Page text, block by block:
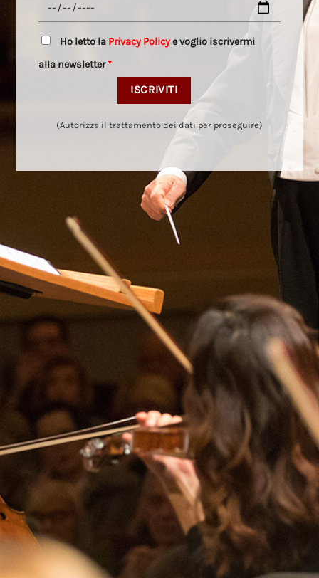
Ho letto la Privacy Policye voglio iscrivermi
alla newsletter*
(Autorizza il trattamento dei dati per proseguire)